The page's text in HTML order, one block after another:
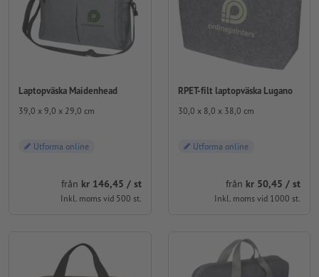
Laptopväska Maidenhead
39,0 x 9,0 x 29,0 cm
Utforma online
från kr 146,45 / st
Inkl. moms vid 500 st.
RPET-filt laptopväska Lugano
30,0 x 8,0 x 38,0 cm
Utforma online
från kr 50,45 / st
Inkl. moms vid 1000 st.